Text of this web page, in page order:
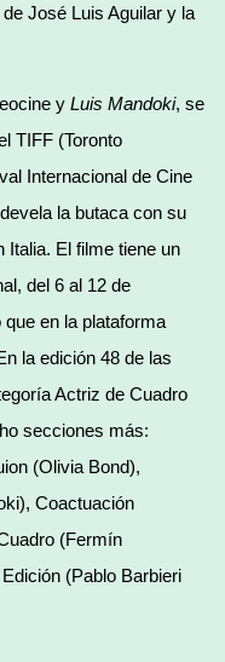
José Luis Aguilar y la
y Luis Mandoki, se
TIFF (Toronto
Internacional de Cine
la butaca con su
Italia. El filme tiene un
del 6 al 12 de
en la plataforma
la edición 48 de las
Actriz de Cuadro
secciones más:
(Olivia Bond),
Coactuación
(Fermín
(Pablo Barbieri